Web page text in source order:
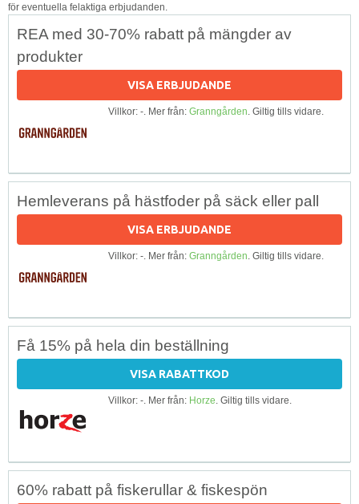
för eventuella felaktiga erbjudanden.
REA med 30-70% rabatt på mängder av
produkter
VISA ERBJUDANDE
Villkor: -. Mer från: Granngården. Giltig tills vidare.
Hemleverans på hästfoder på säck eller pall
VISA ERBJUDANDE
Villkor: -. Mer från: Granngården. Giltig tills vidare.
Få 15% på hela din beställning
VISA RABATTKOD
Villkor: -. Mer från: Horze. Giltig tills vidare.
60% rabatt på fiskerullar & fiskespön